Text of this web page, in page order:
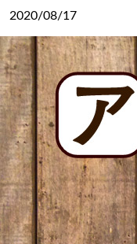
2020/08/17